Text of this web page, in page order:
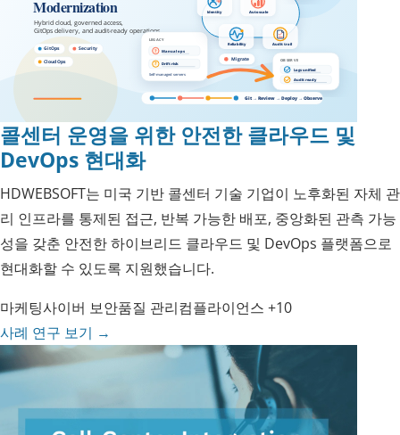
콜센터 운영을 위한 안전한 클라우드 및
DevOps 현대화
HDWEBSOFT는 미국 기반 콜센터 기술 기업이 노후화된 자체 관
리 인프라를 통제된 접근, 반복 가능한 배포, 중앙화된 관측 가능
성을 갖춘 안전한 하이브리드 클라우드 및 DevOps 플랫폼으로
현대화할 수 있도록 지원했습니다.
마케팅사이버 보안품질 관리컴플라이언스 +10
사례 연구 보기 →